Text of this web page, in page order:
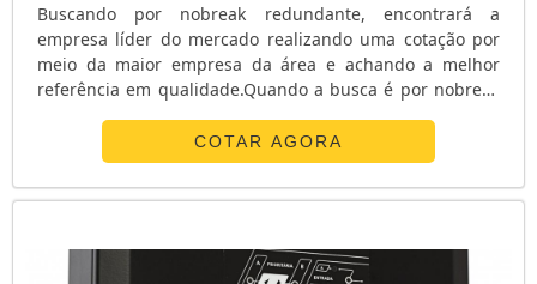
Buscando por nobreak redundante, encontrará a
empresa líder do mercado realizando uma cotação por
meio da maior empresa da área e achando a melhor
referência em qualidade.Quando a busca é por nobreak
Equipamentos Eletrônicos alcançará proteção com
soluções para sistemas críticos de energia.ALGUNS
DETALHES SOBRE O NOBREAK REDUNDANTEA E. C. A.
COTAR AGORA